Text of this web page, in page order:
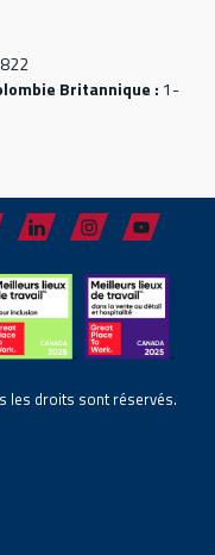
Britannique : 1-
les droits sont réservés.